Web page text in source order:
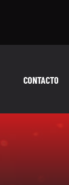
CONTACTO